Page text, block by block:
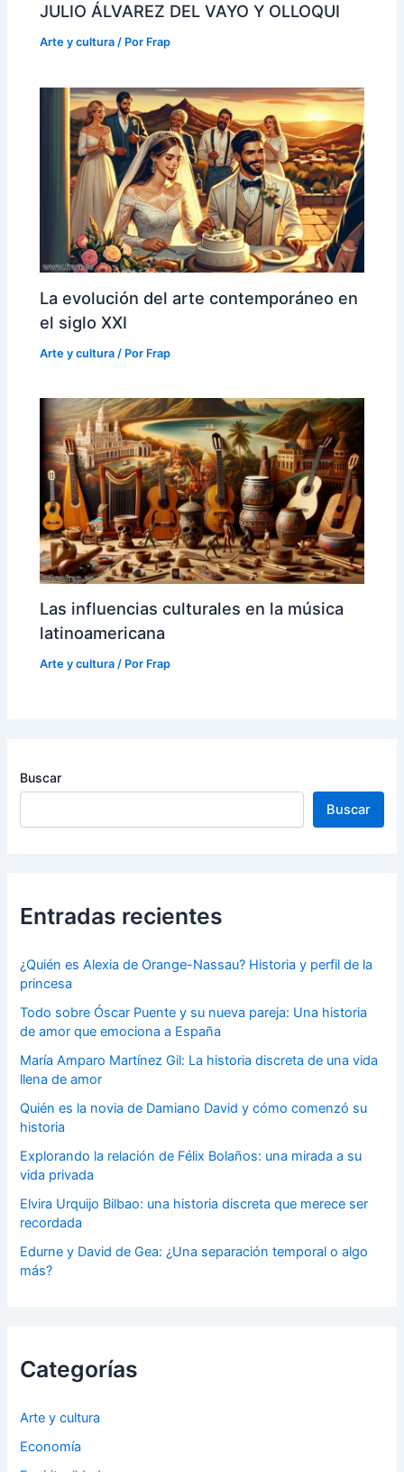
JULIO ÁLVAREZ DEL VAYO Y OLLOQUI
Arte y cultura / Por Frap
La evolución del arte contemporáneo en
el siglo XXI
Arte y cultura / Por Frap
Las influencias culturales en la música
latinoamericana
Arte y cultura / Por Frap
Buscar
Buscar
Entradas recientes
¿Quién es Alexia de Orange-Nassau? Historia y perfil de la
princesa
Todo sobre Óscar Puente y su nueva pareja: Una historia
de amor que emociona a España
María Amparo Martínez Gil: La historia discreta de una vida
llena de amor
Quién es la novia de Damiano David y cómo comenzó su
historia
Explorando la relación de Félix Bolaños: una mirada a su
vida privada
Elvira Urquijo Bilbao: una historia discreta que merece ser
recordada
Edurne y David de Gea: ¿Una separación temporal o algo
más?
Categorías
Arte y cultura
Economía